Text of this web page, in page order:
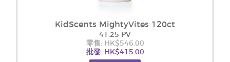
KidScents MightyVites 120ct
41.25 PV
零售: HK$546.00
批發: HK$415.00